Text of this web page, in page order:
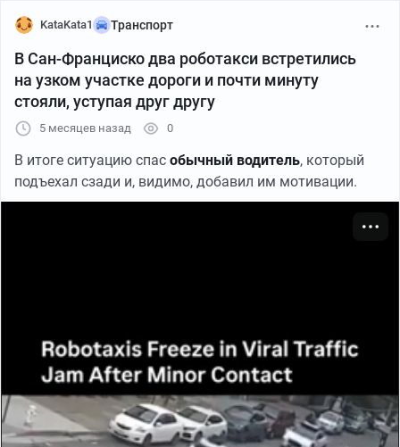
KataKata1 Транспорт
В Сан-Франциско два роботакси встретились
на узком участке дороги и почти минуту
стояли, уступая друг другу
5 месяцев назад 0
В итоге ситуацию спас обычный водитель, который
подъехал сзади и, видимо, добавил им мотивации.